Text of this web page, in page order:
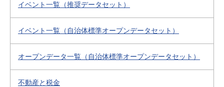
イベント一覧（推奨データセット）
イベント一覧（自治体標準オープンデータセット）
オープンデータ一覧（自治体標準オープンデータセット）
不動産と税金